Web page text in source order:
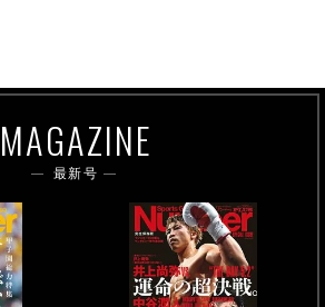
MAGAZINE
最新号